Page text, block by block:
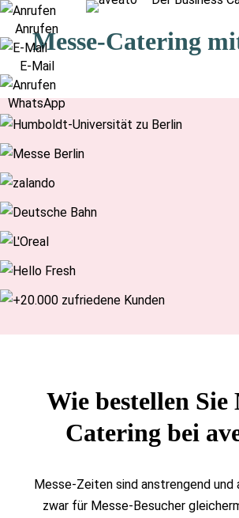
Navigation
überspringen
Anrufen
E-Mail
WhatsApp
Messe-Catering
Wie bestellen Sie
Catering bei
Messe-Zeiten sind anstrengend und
zwar für Messe-Besucher